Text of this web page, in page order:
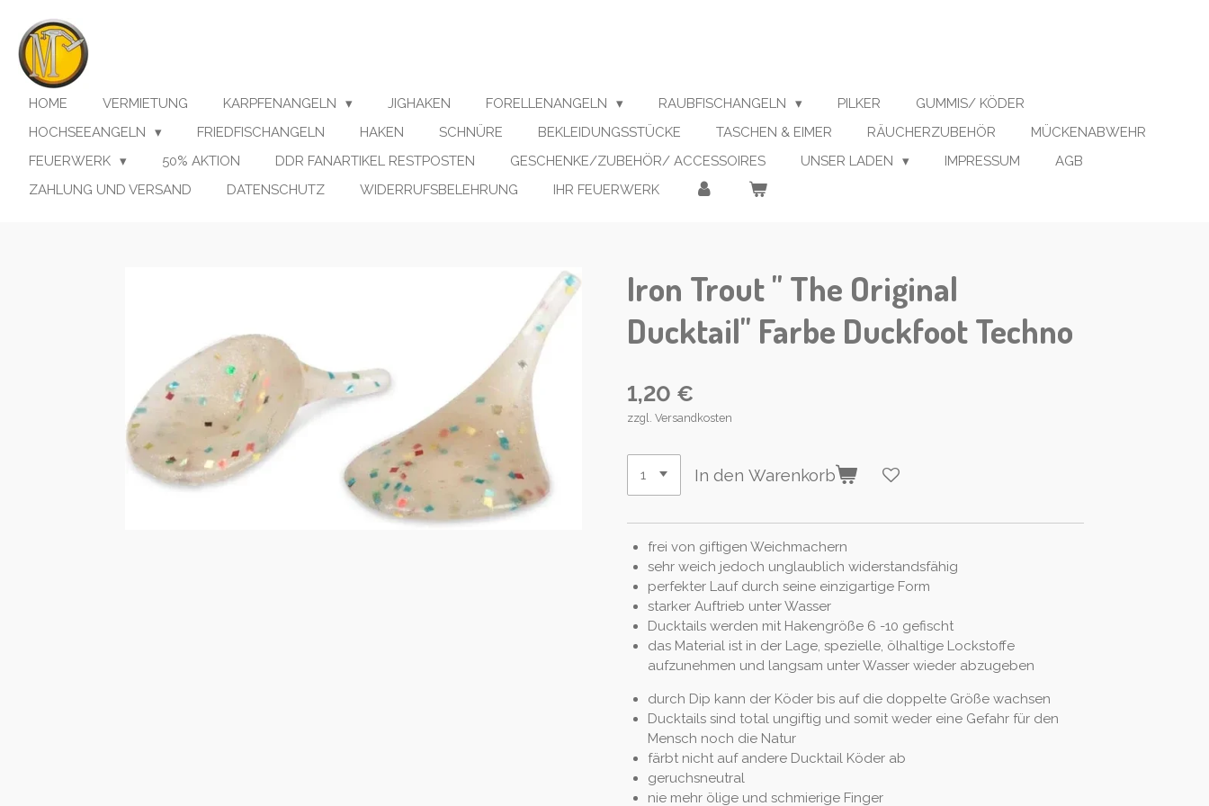
Hauptinhalt
springen
HOME VERMIETUNG KARPFENANGELN JIGHAKEN FORELLENANGELN RAUBFISCHANGELN PILKER
GUMMIS/ KÖDER
HOCHSEEANGELN
FRIEDFISCHANGELN HAKEN SCHNÜRE BEKLEIDUNGSSTÜCKE TASCHEN & EIMER RÄUCHERZUBEHÖR
MÜCKENABWEHR
FEUERWERK
50% AKTION DDR FANARTIKEL RESTPOSTEN GESCHENKE/ZUBEHÖR/ ACCESSOIRES UNSER LADEN IMPRESSUM
AGB
ZAHLUNG UND VERSAND
DATENSCHUTZ WIDERRUFSBELEHRUNG IHR FEUERWERK
Iron Trout " The Original
Ducktail" Farbe Duckfoot Techno
1,20 €
zzgl. Versandkosten
In den Warenkorb
frei von giftigen Weichmachern
sehr weich jedoch unglaublich widerstandsfähig
perfekter Lauf durch seine einzigartige Form
starker Auftrieb unter Wasser
Ducktails werden mit Hakengröße 6 -10 gefischt
das Material ist in der Lage, spezielle, ölhaltige Lockstoffe
aufzunehmen und langsam unter Wasser wieder abzugeben
durch Dip kann der Köder bis auf die doppelte Größe wachsen
Ducktails sind total ungiftig und somit weder eine Gefahr für den
Mensch noch die Natur
färbt nicht auf andere Ducktail Köder ab
geruchsneutral
nie mehr ölige und schmierige Finger